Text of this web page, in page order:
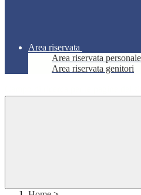
Area riservata
Area riservata
Area riservata genitori